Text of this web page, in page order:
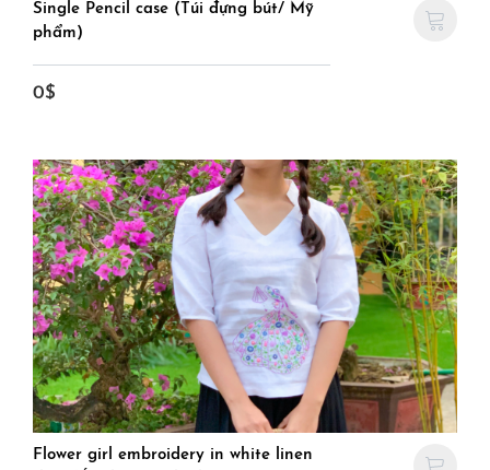
Single Pencil case (Túi đựng bút/ Mỹ
phẩm)
0$
Flower girl embroidery in white linen